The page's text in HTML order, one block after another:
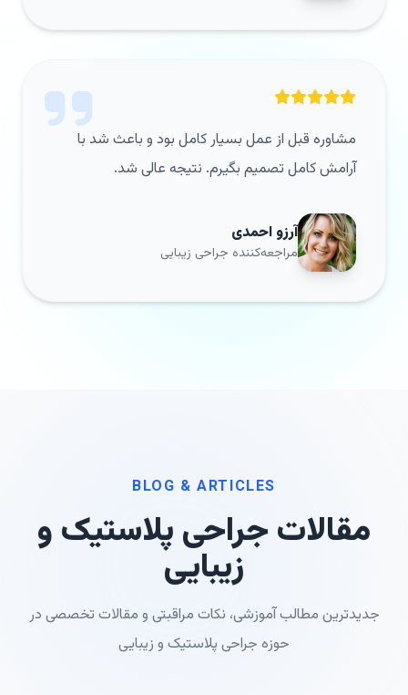
مشاوره قبل از عمل بسیار کامل بود و باعث شد با
آرامش کامل تصمیم بگیرم. نتیجه عالی شد.
آرزو احمدی
مراجعه‌کننده جراحی زیبایی
BLOG & ARTICLES
مقالات جراحی پلاستیک و
زیبایی
جدیدترین مطالب آموزشی، نکات مراقبتی و مقالات تخصصی در
حوزه جراحی پلاستیک و زیبایی